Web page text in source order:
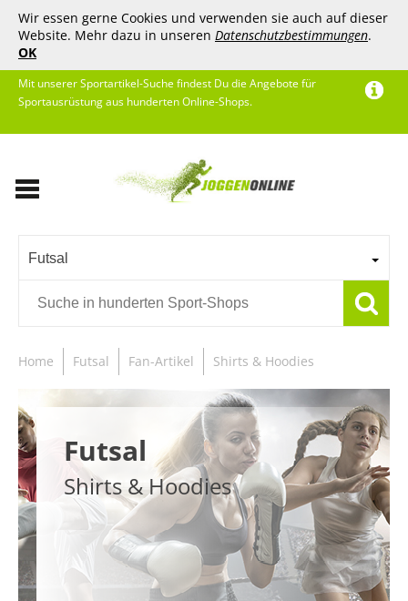
Wir essen gerne Cookies und verwenden sie auch auf dieser
Website. Mehr dazu in unseren Datenschutzbestimmungen.
OK
Mit unserer Sportartikel-Suche findest Du die Angebote für
Sportausrüstung aus hunderten Online-Shops.
Futsal
Home Futsal Fan-Artikel Shirts & Hoodies
Futsal
Shirts & Hoodies